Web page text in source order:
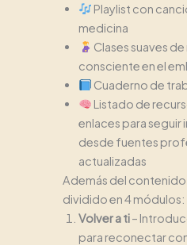
Playlist con
medicina
Clases suaves
consciente en el
Cuaderno de
Listado de
enlaces para
desde fuentes
actualizadas
Además del contenido
dividido en 4 módulos:
Volver a ti–
para reconectar